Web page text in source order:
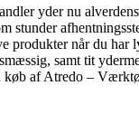
yder nu
stunder
produkter når du har
samt tit
køb af Atredo –